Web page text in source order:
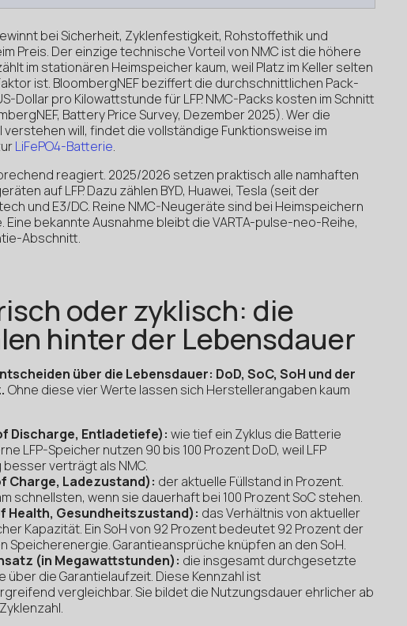
bei Sicherheit, Zyklenfestigkeit, Rohstoffethik und
Preis. Der einzige technische Vorteil von NMC ist die höhere
im stationären Heimspeicher kaum, weil Platz im Keller selten
ist. BloombergNEF beziffert die durchschnittlichen Pack-
Dollar pro Kilowattstunde für LFP. NMC-Packs kosten im Schnitt
Battery Price Survey, Dezember 2025). Wer die
verstehen will, findet die vollständige Funktionsweise im
LiFePO4-Batterie.
reagiert. 2025/2026 setzen praktisch alle namhaften
auf LFP. Dazu zählen BYD, Huawei, Tesla (seit der
und E3/DC. Reine NMC-Neugeräte sind bei Heimspeichern
Eine bekannte Ausnahme bleibt die VARTA-pulse-neo-Reihe,
Abschnitt.
oder zyklisch: die
hinter der Lebensdauer
über die Lebensdauer: DoD, SoC, SoH und der
Ohne diese vier Werte lassen sich Herstellerangaben kaum
Discharge, Entladetiefe): wie tief ein Zyklus die Batterie
LFP-Speicher nutzen 90 bis 100 Prozent DoD, weil LFP
verträgt als NMC.
Charge, Ladezustand): der aktuelle Füllstand in Prozent.
schnellsten, wenn sie dauerhaft bei 100 Prozent SoC stehen.
Health, Gesundheitszustand): das Verhältnis von aktueller
Kapazität. Ein SoH von 92 Prozent bedeutet 92 Prozent der
Speicherenergie. Garantieansprüche knüpfen an den SoH.
(in Megawattstunden): die insgesamt durchgesetzte
über die Garantielaufzeit. Diese Kennzahl ist
vergleichbar. Sie bildet die Nutzungsdauer ehrlicher ab